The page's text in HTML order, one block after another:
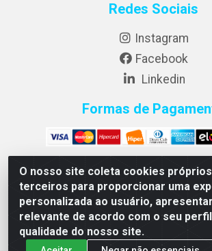
O nosso site coleta cookies
terceiros para proporcionar uma
personalizada ao usuário,
relevante de acordo com o seu
qualidade do nosso site.
Redes Sociais
Instagram
Facebook
Linkedin
Formas de
Diflex Distribuidora de Alimentos LTDA -
Mufatto 1460 Bloco A-2 - Jardim Riviera -
86187-025 - CNPJ 14.455.712/